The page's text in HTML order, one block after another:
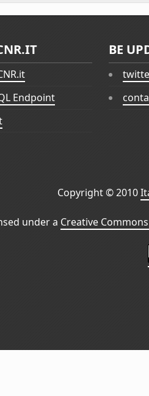
Endpoint
BE
Copyright © 2010
under a Creative